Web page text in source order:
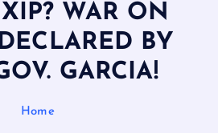
WAR ON
BY
GARCIA!
Home